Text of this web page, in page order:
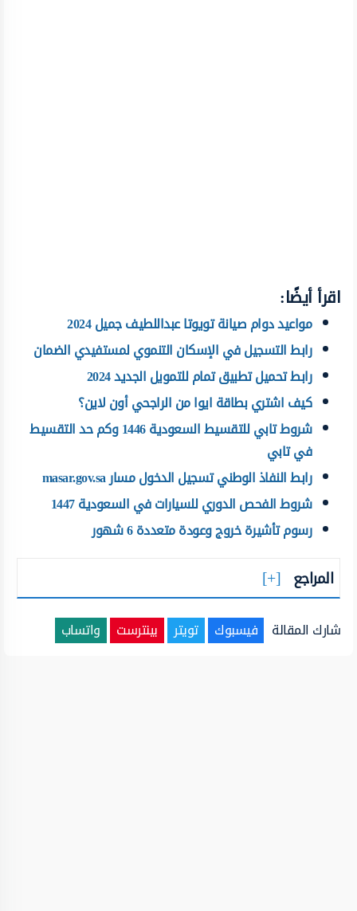
اقرأ أيضًا:
مواعيد دوام صيانة تويوتا عبداللطيف جميل 2024
رابط التسجيل في الإسكان التنموي لمستفيدي الضمان
رابط تحميل تطبيق تمام للتمويل الجديد 2024
كيف اشتري بطاقة ايوا من الراجحي أون لاين؟
شروط تابي للتقسيط السعودية 1446 وكم حد التقسيط
في تابي
رابط النفاذ الوطني تسجيل الدخول مسار masar.gov.sa
شروط الفحص الدوري للسيارات في السعودية 1447
رسوم تأشيرة خروج وعودة متعددة 6 شهور
المراجع
شارك المقالة فيسبوك تويتر بينترست واتساب